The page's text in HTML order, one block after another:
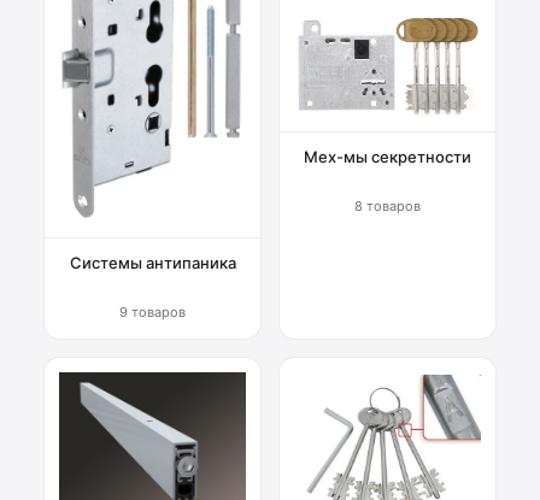
Системы антипаника
9 товаров
Мех-мы секретности
8 товаров